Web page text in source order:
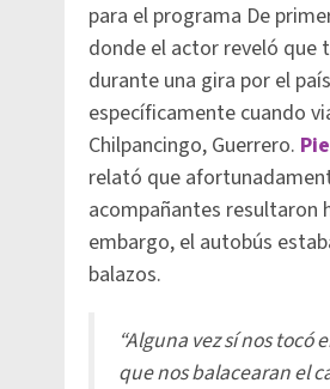
para el programa De
donde el actor reveló que
durante una gira por el
específicamente cuando
Chilpancingo, Guerrero.
relató que
acompañantes resultaron
embargo, el autobús
balazos.
“Alguna vez sí nos tocó
que nos balacearan el